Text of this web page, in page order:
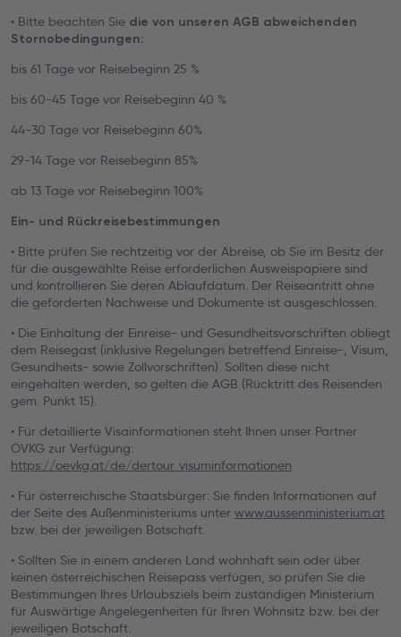
• Bitte beachten Sie die von unseren AGB abweichenden
Stornobedingungen:
bis 61 Tage vor Reisebeginn 25 %
bis 60-45 Tage vor Reisebeginn 40 %
44-30 Tage vor Reisebeginn 60%
29-14 Tage vor Reisebeginn 85%
ab 13 Tage vor Reisebeginn 100%
Ein- und Rückreisebestimmungen
• Bitte prüfen Sie rechtzeitig vor der Abreise, ob Sie im Besitz der
für die ausgewählte Reise erforderlichen Ausweispapiere sind
und kontrollieren Sie deren Ablaufdatum. Der Reiseantritt ohne
die geforderten Nachweise und Dokumente ist ausgeschlossen.
• Die Einhaltung der Einreise- und Gesundheitsvorschriften obliegt
dem Reisegast (inklusive Regelungen betreffend Einreise-, Visum,
Gesundheits- sowie Zollvorschriften). Sollten diese nicht
eingehalten werden, so gelten die AGB (Rücktritt des Reisenden
gem. Punkt 15).
• Für detaillierte Visainformationen steht Ihnen unser Partner
ÖVKG zur Verfügung:
https://oevkg.at/de/dertour_visuminformationen
• Für österreichische Staatsbürger: Sie finden Informationen auf
der Seite des Außenministeriums unter www.aussenministerium.at
bzw. bei der jeweiligen Botschaft.
• Sollten Sie in einem anderen Land wohnhaft sein oder über
keinen österreichischen Reisepass verfügen, so prüfen Sie die
Bestimmungen Ihres Urlaubsziels beim zuständigen Ministerium
für Auswärtige Angelegenheiten für Ihren Wohnsitz bzw. bei der
jeweiligen Botschaft.